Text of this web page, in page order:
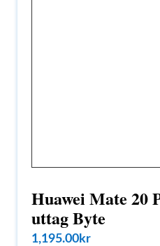
Huawei Mate 20
uttag Byte
1,195.00kr